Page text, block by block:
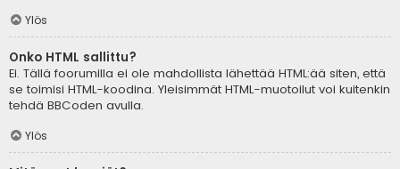
Ylös
Onko HTML sallittu?
Ei. Tällä foorumilla ei ole mahdollista lähettää HTML:ää siten, että
se toimisi HTML-koodina. Yleisimmät HTML-muotoilut voi kuitenkin
tehdä BBCoden avulla.
Ylös